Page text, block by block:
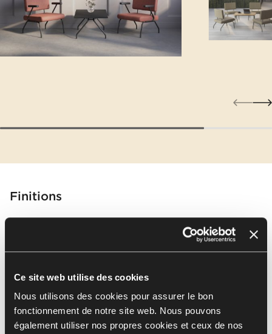
Ce site web utilise des cookies
Nous utilisons des cookies pour assurer le bon
fonctionnement de notre site web. Nous pouvons
également utiliser nos propres cookies et ceux de nos
Finitions
Sélectionner tout( Effacer la sélection